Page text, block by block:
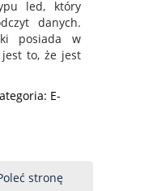
led, który
danych.
posiada w
to, że jest
E-
stronę